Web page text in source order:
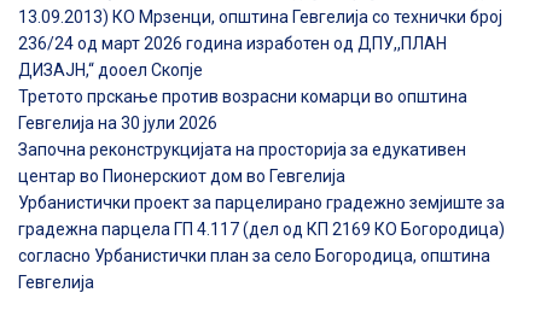
13.09.2013) КО Мрзенци, општина Гевгелија со технички број
236/24 од март 2026 година изработен од ДПУ,,ПЛАН
ДИЗАЈН,“ дооел Скопје
Третото прскање против возрасни комарци во општина
Гевгелија на 30 јули 2026
Започна реконструкцијата на просторија за едукативен
центар во Пионерскиот дом во Гевгелија
Урбанистички проект за парцелирано градежно земјиште за
градежна парцела ГП 4.117 (дел од КП 2169 КО Богородица)
согласно Урбанистички план за село Богородица, општина
Гевгелија